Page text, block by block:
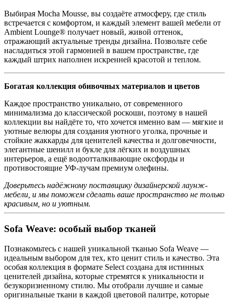
Выбирая Mocha Mousse, вы создаёте атмосферу, где стиль
встречается с комфортом, и каждый элемент вашей мебели от
Ambient Lounge® получает новый, живой оттенок,
отражающий актуальные тренды дизайна. Позвольте себе
насладиться этой гармонией в вашем пространстве, где
каждый штрих наполнен искренней красотой и теплом.
Богатая коллекция обивочных материалов и цветов
Каждое пространство уникально, от современного
минимализма до классической роскоши, поэтому в нашей
коллекции вы найдёте то, что хочется именно вам — мягкие и
уютные велюры для создания уютного уголка, прочные и
стойкие жаккарды для ценителей качества и долговечности,
элегантные шенилл и букле для лёгких и воздушных
интерьеров, а ещё водоотталкивающие оксфорды и
противостоящие УФ-лучам премиум олефины.
Доверьтесь надёжному поставщику дизайнерской лаунж-
мебели, и мы поможем сделать ваше пространство не только
красивым, но и уютным.
Sofa Weave: особый выбор тканей
Познакомьтесь с нашей уникальной тканью Sofa Weave —
идеальным выбором для тех, кто ценит стиль и качество. Эта
особая коллекция в формате Select создана для истинных
ценителей дизайна, которые стремятся к уникальности и
безукоризненному стилю. Мы отобрали лучшие и самые
оригинальные ткани в каждой цветовой палитре, которые